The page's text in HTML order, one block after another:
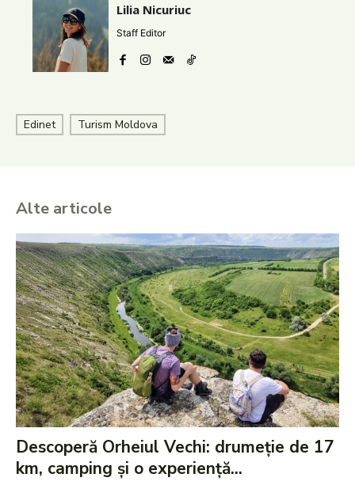
Lilia Nicuriuc
Staff Editor
Edinet Turism Moldova
Alte articole
Descoperă Orheiul Vechi: drumeție de 17
km, camping și o experiență...